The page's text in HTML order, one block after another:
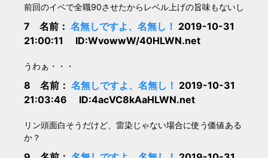
前回のイベで全職90させたからレベル上げの旨味もないし
7 名前： 名無しですよ、名無し！ 2019-10-31
21:00:11 ID:WvowwW/40HLWN.net
うわぁ・・・
8 名前： 名無しですよ、名無し！ 2019-10-31
21:03:46 ID:4acVC8kAaHLWN.net
リン頭面白そうだけど、雷染じゃない場合に使う価値ある
か？